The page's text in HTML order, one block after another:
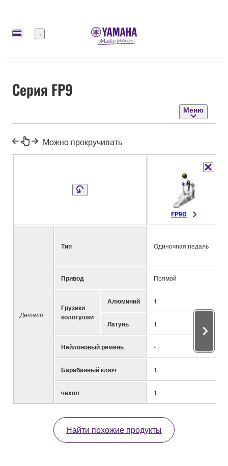
Меню
Серия FP9
Меню
Можно прокручивать
FP9D
Детали
Тип Одиночная педаль
Привод Прямой
Грузики
колотушки
Алюминий 1
Латунь 1
Нейлоновый ремень -
Барабанный ключ 1
чехол 1
Найти похожие продукты